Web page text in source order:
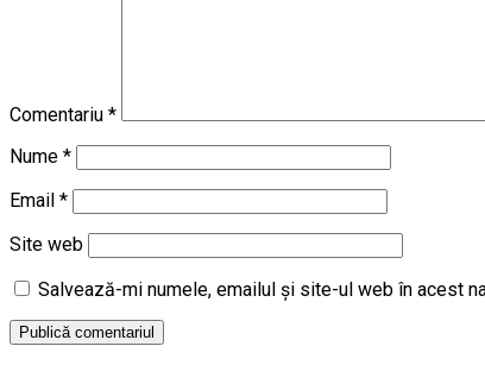
Comentariu *
Nume *
Email *
Site web
Salvează-mi numele, emailul și site-ul web în acest